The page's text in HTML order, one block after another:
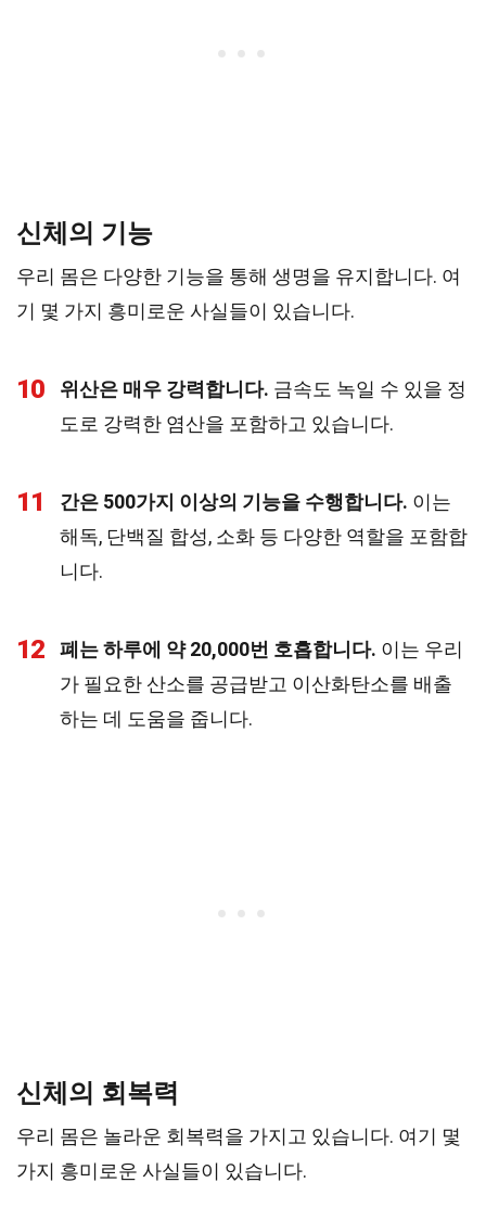
신체의 기능
우리 몸은 다양한 기능을 통해 생명을 유지합니다. 여
기 몇 가지 흥미로운 사실들이 있습니다.
10 위산은 매우 강력합니다. 금속도 녹일 수 있을 정
도로 강력한 염산을 포함하고 있습니다.
11 간은 500가지 이상의 기능을 수행합니다. 이는
해독, 단백질 합성, 소화 등 다양한 역할을 포함합
니다.
12 폐는 하루에 약 20,000번 호흡합니다. 이는 우리
가 필요한 산소를 공급받고 이산화탄소를 배출
하는 데 도움을 줍니다.
신체의 회복력
우리 몸은 놀라운 회복력을 가지고 있습니다. 여기 몇
가지 흥미로운 사실들이 있습니다.